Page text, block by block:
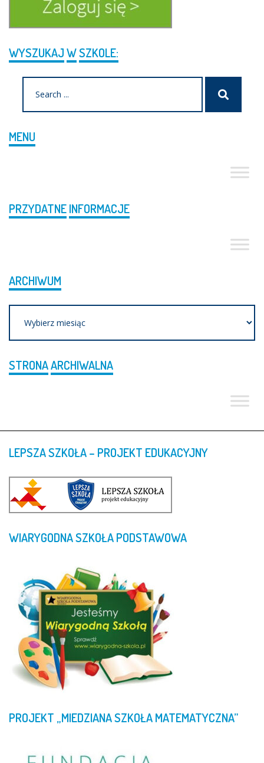
WYSZUKAJWSZKOLE:
Szukaj
MENU
PRZYDATNEINFORMACJE
ARCHIWUM
STRONAARCHIWALNA
LEPSZASZKOŁA– PROJEKT EDUKACYJNY
WIARYGODNASZKOŁAPODSTAWOWA
PROJEKT „MIEDZIANASZKOŁAMATEMATYCZNA”